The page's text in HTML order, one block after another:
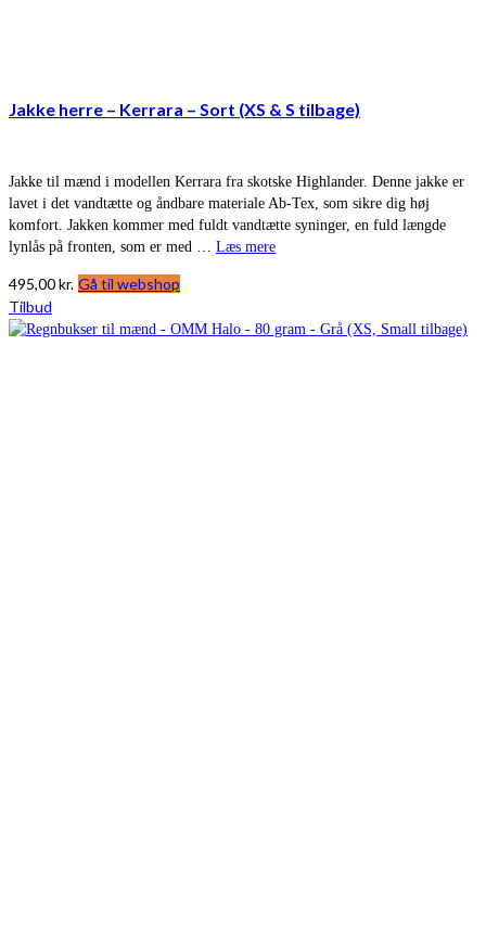
Jakke herre – Kerrara – Sort (XS & S tilbage)
Jakke til mænd i modellen Kerrara fra skotske Highlander. Denne jakke er
lavet i det vandtætte og åndbare materiale Ab-Tex, som sikre dig høj
komfort. Jakken kommer med fuldt vandtætte syninger, en fuld længde
lynlås på fronten, som er med … Læs mere
495,00kr. Gå til webshop
Tilbud